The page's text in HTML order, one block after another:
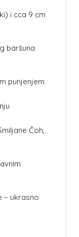
i cca 9 cm
baršuna
punjenjem
Čoh,
– ukrasno